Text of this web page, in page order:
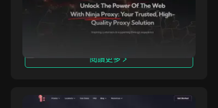
葡萄牙
韓國
過10年的歷史，為匿名訪問網絡提供高品質代理服
務。其全球網絡覆蓋50多個地理位置，作為其數據
中心、住宅和移動代理的支撐。
閱讀更多
IpnProxy